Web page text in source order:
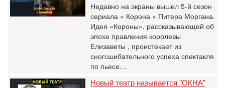
Недавно на экраны вышел 5-й сезон
сериала « Корона » Питера Моргана.
Идея «Короны», рассказывающей об
эпохе правления королевы
Елизаветы , проистекает из
сногсшибательного успеха спектакля
по пьесе…
Новый театр называется "ОКНА"